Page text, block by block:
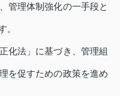
管理体制強化の一手段と
。
化法」に基づき、管理組
を促すための政策を進め